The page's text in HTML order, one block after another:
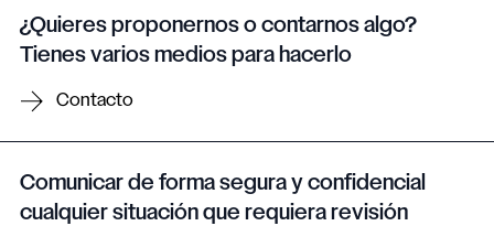
¿Quieres proponernos o contarnos algo?
Tienes varios medios para hacerlo
Contacto
Comunicar de forma segura y confidencial
cualquier situación que requiera revisión